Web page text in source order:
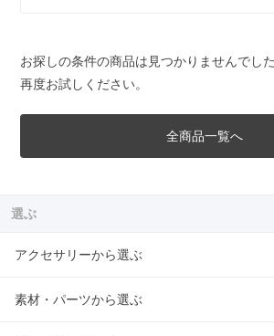
お探しの条件の商品は見つかりませんでし
再度お試しください。
全商品一覧へ
選ぶ
アクセサリーから選ぶ
素材・パーツから選ぶ